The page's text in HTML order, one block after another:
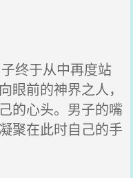
终于从中再度站
眼前的神界之人，
的心头。男子的嘴
聚在此时自己的手